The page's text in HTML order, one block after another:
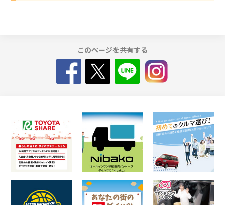
このページを共有する